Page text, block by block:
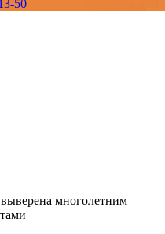
50
многолетним